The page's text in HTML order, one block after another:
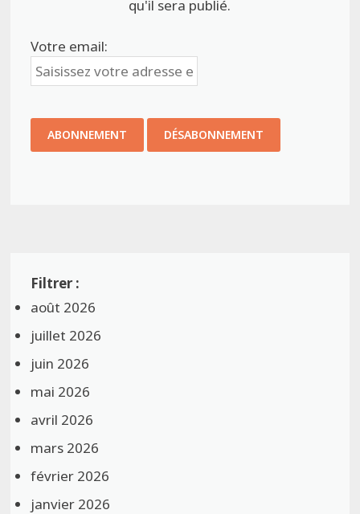
qu'il sera publié.
Votre email:
août 2026
juillet 2026
juin 2026
mai 2026
avril 2026
mars 2026
février 2026
janvier 2026